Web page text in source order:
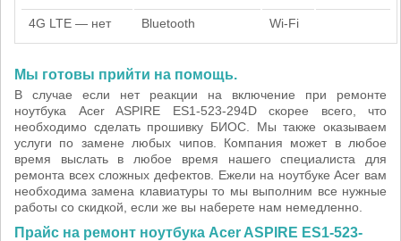
4G LTE — нет Bluetooth Wi-Fi
Мы готовы прийти на помощь.
В случае если нет реакции на включение при ремонте
ноутбука Acer ASPIRE ES1-523-294D скорее всего, что
необходимо сделать прошивку БИОС. Мы также оказываем
услуги по замене любых чипов. Компания может в любое
время выслать в любое время нашего специалиста для
ремонта всех сложных дефектов. Ежели на ноутбуке Acer вам
необходима замена клавиатуры то мы выполним все нужные
работы со скидкой, если же вы наберете нам немедленно.
Прайс на ремонт ноутбука Acer ASPIRE ES1-523-